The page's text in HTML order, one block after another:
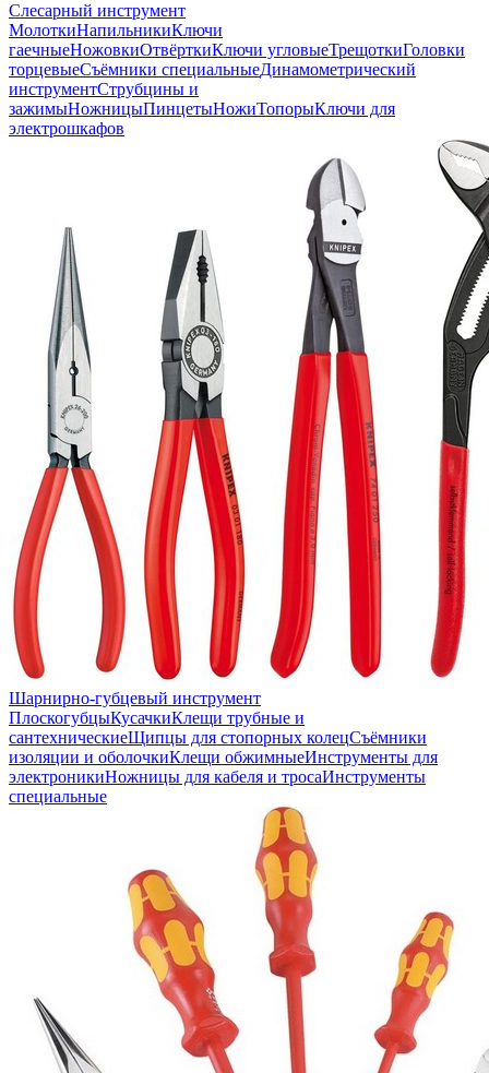
Слесарный инструмент
МолоткиНапильникиКлючи
гаечныеНожовкиОтвёрткиКлючи угловыеТрещоткиГоловки
торцевыеСъёмники специальныеДинамометрический
инструментСтрубцины и
зажимыНожницыПинцетыНожиТопорыКлючи для
электрошкафов
Шарнирно-губцевый инструмент
ПлоскогубцыКусачкиКлещи трубные и
сантехническиеЩипцы для стопорных колецСъёмники
изоляции и оболочкиКлещи обжимныеИнструменты для
электроникиНожницы для кабеля и тросаИнструменты
специальные